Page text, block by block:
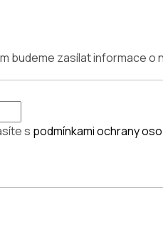
budeme zasílat informace
s podmínkami ochrany